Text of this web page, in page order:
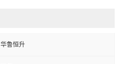
华鲁恒升